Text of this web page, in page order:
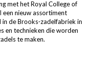
met het Royal College of
een nieuw assortiment
de Brooks-zadelfabriek in
en technieken die worden
te maken.